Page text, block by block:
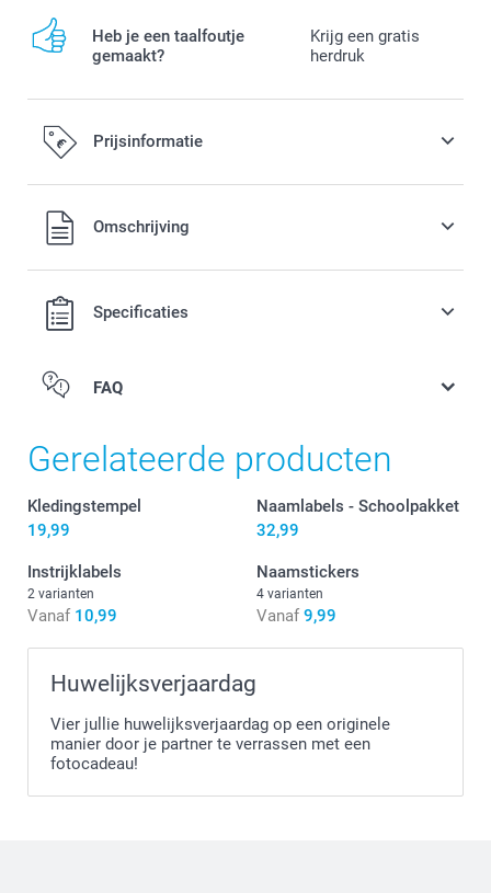
Heb je een taalfoutje
gemaakt?
Krijg een gratis
herdruk
Prijsinformatie
Alle prijzen zijn in EURO (€) inclusief BTW en exclusief
verzendkosten.Omschrijving
Specificaties
Stickers
FAQ
Gerelateerde producten
Kledingstempel
19,99
Naamlabels - Schoolpakket
32,99
Instrijklabels
2 varianten
Vanaf 10,99
Naamstickers
4 varianten
Vanaf 9,99
Huwelijksverjaardag
Vier jullie huwelijksverjaardag op een originele
manier door je partner te verrassen met een
fotocadeau!